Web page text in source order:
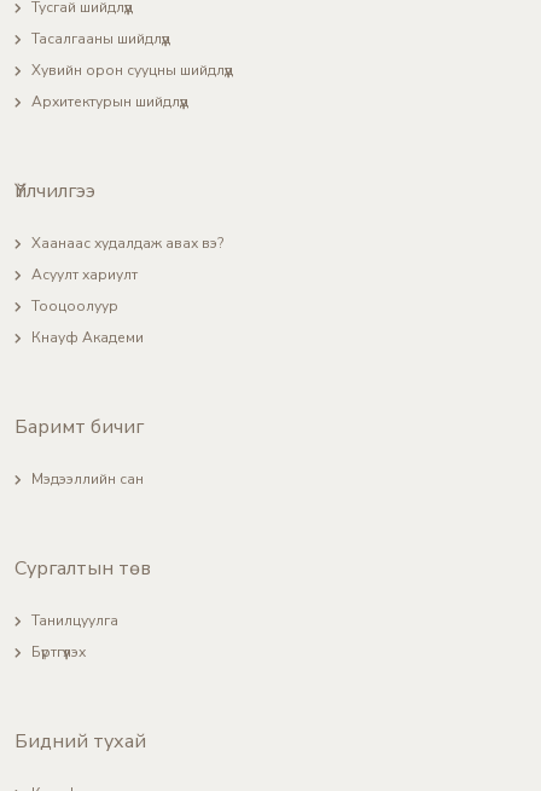
Тусгай шийдлүүд
Тасалгааны шийдлүүд
Хувийн орон сууцны шийдлүүд
Архитектурын шийдлүүд
Үйлчилгээ
Хаанаас худалдаж авах вэ?
Асуулт хариулт
Тооцоолуур
Кнауф Академи
Баримт бичиг
Мэдээллийн сан
Сургалтын төв
Танилцуулга
Бүртгүүлэх
Бидний тухай